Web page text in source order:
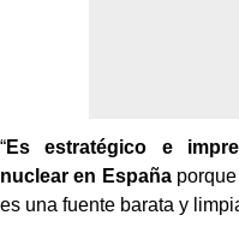
“Es estratégico e
nuclear en Españaporque
es una fuente barata y